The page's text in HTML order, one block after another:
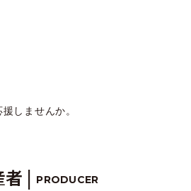
しませんか。
| PRODUCER